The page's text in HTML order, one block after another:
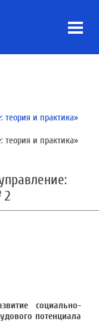
теория и практика»
теория и практика»
2
социально-
потенциала